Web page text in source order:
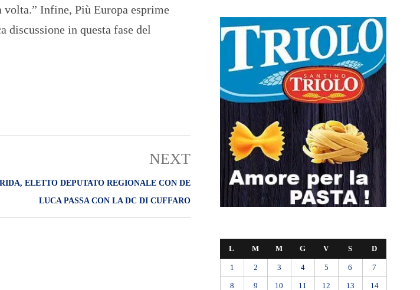
volta.” Infine, Più Europa esprime
in questa fase del
NEXT
ELETTO DEPUTATO REGIONALE CON DE
LUCA PASSA CON LA DC DI CUFFARO
L M M G V S D
1 2 3 4 5 6 7
8 9 10 11 12 13 14